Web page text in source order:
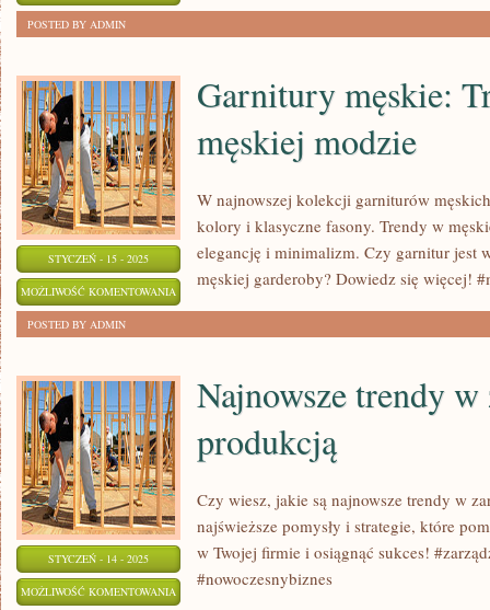
MALOWANIE
ZOSTAŁA WYŁĄCZONA
POSTED BY ADMIN
STYCZEŃ - 15 - 2025
MOŻLIWOŚĆ KOMENTOWANIA GARNITURY
W
MĘSKIEJ
ZOSTAŁA WYŁĄCZONA
Garnitury męskie:
męskiej modzie
W najnowszej kolekcji garniturów
kolory i klasyczne fasony. Trendy w
elegancję i minimalizm. Czy garnitur jest
męskiej garderoby? Dowiedz się więcej!
POSTED BY ADMIN
STYCZEŃ - 14 - 2025
MOŻLIWOŚĆ KOMENTOWANIA
Najnowsze trendy w
produkcją
Czy wiesz, jakie są najnowsze trendy w
najświeższe pomysły i strategie, które
w Twojej firmie i osiągnąć sukces!
#nowoczesnybiznes